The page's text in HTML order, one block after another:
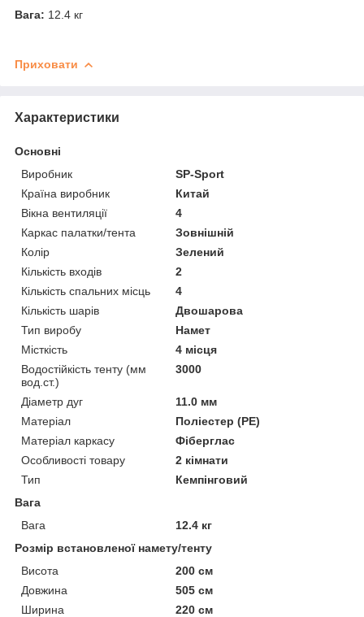
Вага: 12.4 кг
Приховати
Характеристики
Основні
Виробник
SP-Sport
Країна виробник
Китай
Вікна вентиляції
4
Каркас палатки/тента
Зовнішній
Колір
Зелений
Кількість входів
2
Кількість спальних місць
4
Кількість шарів
Двошарова
Тип виробу
Намет
Місткість
4 місця
Водостійкість тенту (мм
вод.ст.)
3000
Діаметр дуг
11.0 мм
Матеріал
Поліестер (PE)
Матеріал каркасу
Фіберглас
Особливості товару
2 кімнати
Тип
Кемпінговий
Вага
Вага
12.4 кг
Розмір встановленої намету/тенту
Висота
200 см
Довжина
505 см
Ширина
220 см